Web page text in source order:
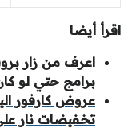
اقرأ أيضا
برامج حتي لو
عروض كارفور
تخفيضات نار